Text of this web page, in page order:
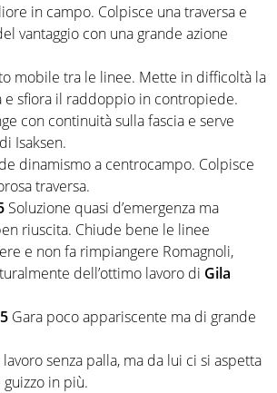
in campo. Colpisce una traversa e
vantaggio con una grande azione
mobile tra le linee. Mette in difficoltà la
e sfiora il raddoppio in contropiede.
con continuità sulla fascia e serve
Isaksen.
dinamismo a centrocampo. Colpisce
traversa.
Soluzione quasi d’emergenza ma
riuscita. Chiude bene le linee
e non fa rimpiangere Romagnoli,
dell’ottimo lavoro di Gila
Gara poco appariscente ma di grande
lavoro senza palla, ma da lui ci si aspetta
in più.